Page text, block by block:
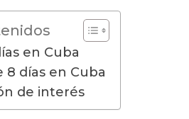
en Cuba
días en Cuba
de interés